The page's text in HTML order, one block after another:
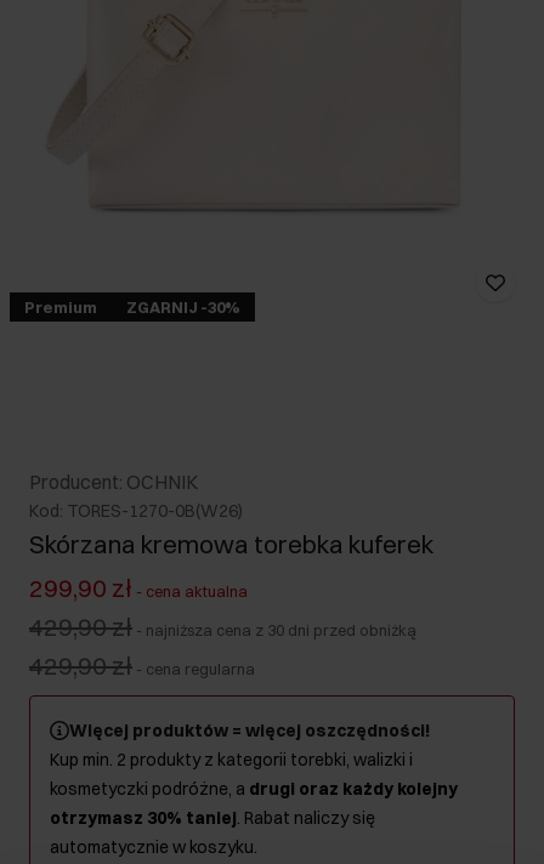
Premium ZGARNIJ -30%
Producent: OCHNIK
Kod: TORES-1270-0B(W26)
Skórzana kremowa torebka kuferek
299,90 zł - cena aktualna
429,90 zł - najniższa cena z 30 dni przed obniżką
429,90 zł - cena regularna
Więcej produktów = więcej oszczędności!
Kup min. 2 produkty z kategorii torebki, walizki i
kosmetyczki podróżne, a drugi oraz każdy kolejny
otrzymasz 30% taniej. Rabat naliczy się
automatycznie w koszyku.